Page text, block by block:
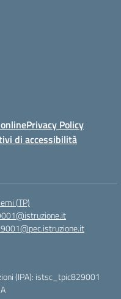
Privacy Policy
di accessibilità
(TP)
(IPA): istsc_tpic829001